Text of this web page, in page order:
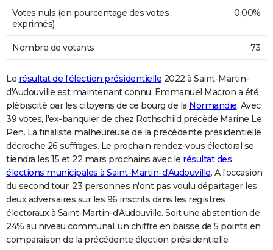
Votes nuls (en pourcentage des votes
exprimés)
0,00%
Nombre de votants 73
Le résultat de l'élection présidentielle 2022 à Saint-Martin-
d'Audouville est maintenant connu. Emmanuel Macron a été
plébiscité par les citoyens de ce bourg de la Normandie. Avec
39 votes, l'ex-banquier de chez Rothschild précède Marine Le
Pen. La finaliste malheureuse de la précédente présidentielle
décroche 26 suffrages. Le prochain rendez-vous électoral se
tiendra les 15 et 22 mars prochains avec le résultat des
élections municipales à Saint-Martin-d'Audouville. A l'occasion
du second tour, 23 personnes n'ont pas voulu départager les
deux adversaires sur les 96 inscrits dans les registres
électoraux à Saint-Martin-d'Audouville. Soit une abstention de
24% au niveau communal, un chiffre en baisse de 5 points en
comparaison de la précédente élection présidentielle.